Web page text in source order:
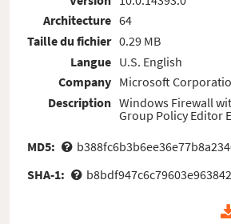
Architecture
Taille du fichier
Langue
Company
Description
64
0.29 MB
U.S. English
Microsoft
Windows Firewall
Group Policy Editor
MD5:
SHA-1: